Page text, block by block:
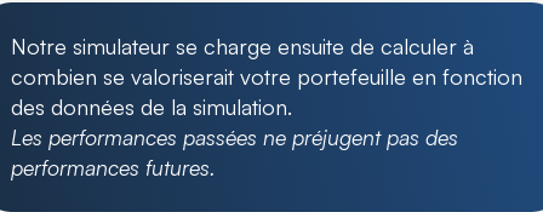
Notre simulateur se charge ensuite de calculer à
combien se valoriserait votre portefeuille en fonction
des données de la simulation.
Les performances passées ne préjugent pas des
performances futures.